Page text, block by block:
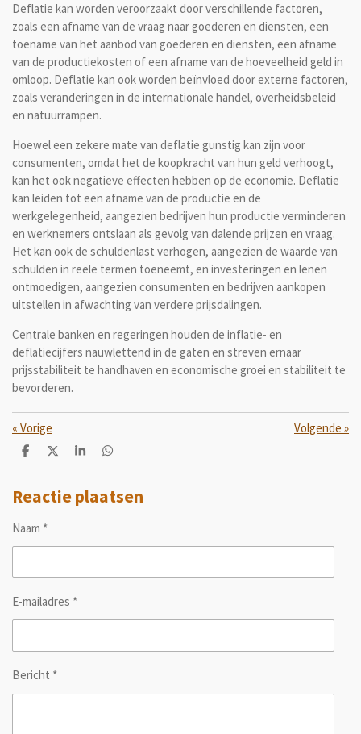
Deflatie kan worden veroorzaakt door verschillende factoren,
zoals een afname van de vraag naar goederen en diensten, een
toename van het aanbod van goederen en diensten, een afname
van de productiekosten of een afname van de hoeveelheid geld in
omloop. Deflatie kan ook worden beïnvloed door externe factoren,
zoals veranderingen in de internationale handel, overheidsbeleid
en natuurrampen.
Hoewel een zekere mate van deflatie gunstig kan zijn voor
consumenten, omdat het de koopkracht van hun geld verhoogt,
kan het ook negatieve effecten hebben op de economie. Deflatie
kan leiden tot een afname van de productie en de
werkgelegenheid, aangezien bedrijven hun productie verminderen
en werknemers ontslaan als gevolg van dalende prijzen en vraag.
Het kan ook de schuldenlast verhogen, aangezien de waarde van
schulden in reële termen toeneemt, en investeringen en lenen
ontmoedigen, aangezien consumenten en bedrijven aankopen
uitstellen in afwachting van verdere prijsdalingen.
Centrale banken en regeringen houden de inflatie- en
deflatiecijfers nauwlettend in de gaten en streven ernaar
prijsstabiliteit te handhaven en economische groei en stabiliteit te
bevorderen.
« Vorige Volgende »
D
e
n
D
l
S
r
e
D
e
n
Reactie plaatsen
Naam *
E-mailadres *
Bericht *